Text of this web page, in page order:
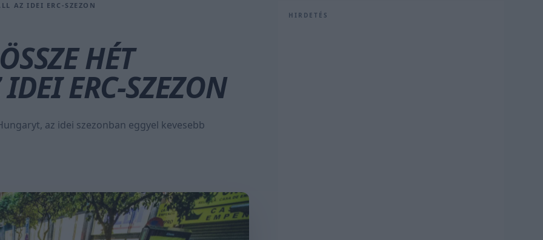
AZ IDEI ERC-SZEZON
HÉT
ERC-SZEZON
az idei szezonban eggyel kevesebb
HIRDETÉS